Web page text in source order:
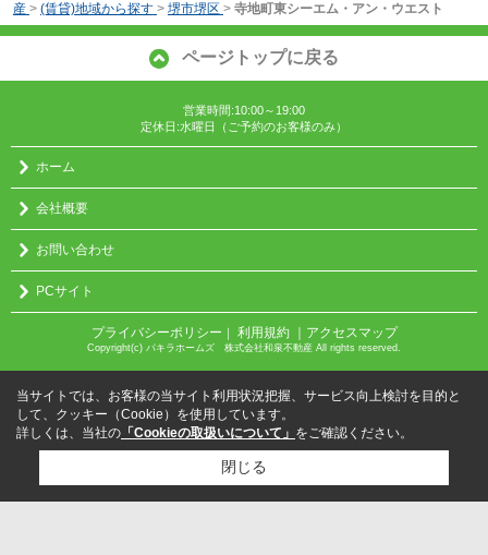
産 > (賃貸)地域から探す > 堺市堺区 > 寺地町東シーエム・アン・ウエスト
ページトップに戻る
営業時間:10:00～19:00
定休日:水曜日（ご予約のお客様のみ）
ホーム
会社概要
お問い合わせ
PCサイト
プライバシーポリシー 利用規約 ｜アクセスマップ
Copyright(c) パキラホームズ 株式会社和泉不動産 All rights reserved.
当サイトでは、お客様の当サイト利用状況把握、サービス向上検討を目的と
して、クッキー（Cookie）を使用しています。
詳しくは、当社の 「Cookieの取扱いについて」 をご確認ください。
閉じる